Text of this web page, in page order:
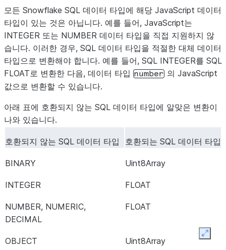
TIME string
TIMESTAMP,
TIMESTAMP_LTZ,
TIMESTAMP_NTZ,
TIMESTAMP_TZ
date 또는
SfDate
타임스탬프가 저장 프로시
저에 인자로 전달될 때는
JavaScriptdate오브젝
트로 변환됩니다. 다른 상
프가SfDate 오브젝트로
JavaScript 데이터 타입이
에 대한 자세한 내용은
API를 참조하십시오.
VARCHAR, CHAR,
CHARACTER,
string
모든 Snowflake SQL 데이터 타입에 해당 JavaScript 데이터
타입이 있는 것은 아닙니다. 예를 들어, JavaScript는
INTEGER 또는 NUMBER 데이터 타입을 직접 지원하지 않
습니다. 이러한 경우, SQL 데이터 타입을 적절한 대체 데이터
타입으로 변환해야 합니다. 예를 들어, SQL INTEGER를 SQL
FLOAT로 변환한 다음, 데이터 타입 number 의 JavaScript
값으로 변환할 수 있습니다.
아래 표에 호환되지 않는 SQL 데이터 타입에 알맞은 변환이
나와 있습니다.
호환되지 않는 SQL 데이터 타입 호환되는 SQL 데이터 타입
BINARY Uint8Array
INTEGER FLOAT
NUMBER, NUMERIC,
DECIMAL
FLOAT
OBJECT Uint8Array